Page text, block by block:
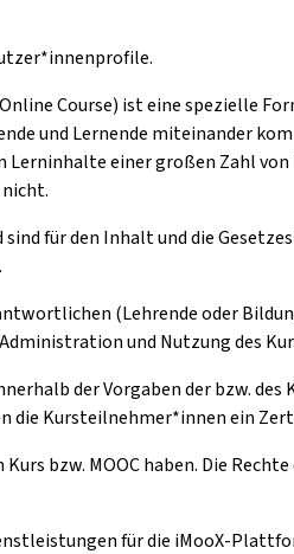
Course) ist eine spezielle
und Lernende miteinander
Lerninhalte einer großen Zahl
für den Inhalt und die
(Lehrende oder
und Nutzung des
der Vorgaben der bzw.
die Kursteilnehmer*innen ein
bzw. MOOC haben. Die
für die iMooX-